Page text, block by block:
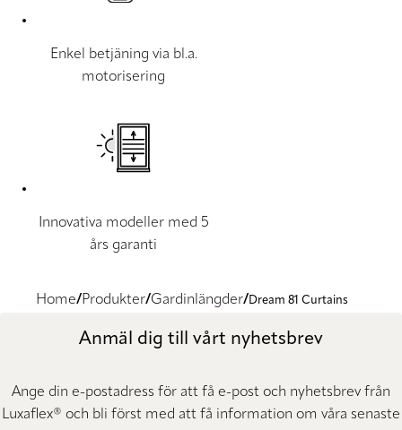
Enkel betjäning via bl.a.
motorisering
Innovativa modeller med 5
års garanti
Home Produkter Gardinlängder Dream 81 Curtains
Anmäl dig till vårt nyhetsbrev
Ange din e-postadress för att få e-post och nyhetsbrev från
Luxaflex® och bli först med att få information om våra senaste